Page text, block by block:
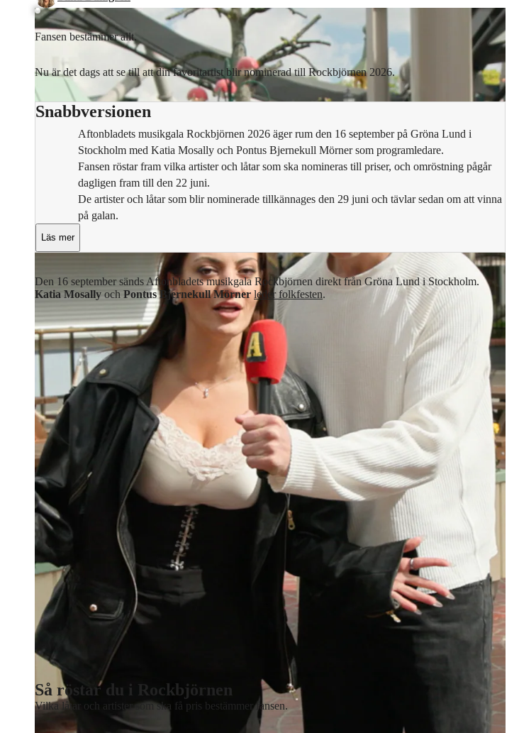
Fansen bestämmer allt.
Nu är det dags att se till att din favoritartist blir nominerad till Rockbjörnen 2026.
Snabbversionen
Aftonbladets musikgala Rockbjörnen 2026 äger rum den 16 september på Gröna Lund i
Stockholm med Katia Mosally och Pontus Bjernekull Mörner som programledare.
Fansen röstar fram vilka artister och låtar som ska nomineras till priser, och omröstning pågår
dagligen fram till den 22 juni.
De artister och låtar som blir nominerade tillkännages den 29 juni och tävlar sedan om att vinna
på galan.
Läs mer
Den 16 september sänds Aftonbladets musikgala Rockbjörnen direkt från Gröna Lund i Stockholm.
Katia Mosally och Pontus Bjernekull Mörner leder folkfesten.
Katia Mosally och Pontus Bjernekull Mörner.
Så röstar du i Rockbjörnen
Vilka låtar och artister som ska få pris bestämmer fansen.